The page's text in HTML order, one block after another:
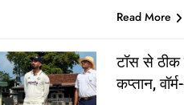
Read More
टॉस से
कप्तान,